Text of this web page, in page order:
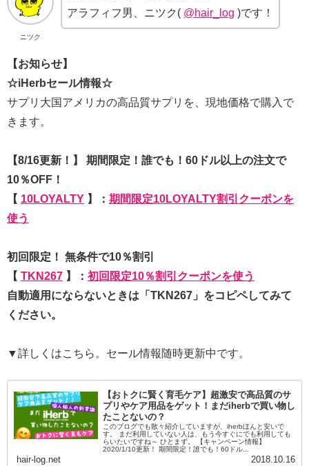
ニツク
アラフィフ男、ニツク( @hair_log )です！
【お知らせ】
☆iHerbセール情報☆
サプリ大国アメリカの高品質サプリを、現地価格で購入で
きます。
【8/16更新！】 期間限定！誰でも！60ドル以上の注文で
10％OFF！
【 10LOYALTY 】： 期間限定10LOYALTY割引クーポンを
使う
初回限定！ 無条件で10％割引
【 TKN267 】： 初回限定10％割引クーポンを使う
自動適用にならないときは「TKN267」をコピペしてみて
ください。
▼詳しくはこちら。セール情報随時更新中です。
【おトクに賢く育毛ケア】超激安で高品質のサ
プリやケア用品をゲット！まだiherbで買い物し
たことないの？
このブログでも散々紹介していますが、iherbほんと安いで
す。 まだ利用していない人は、もう今すぐにでも利用しても
らいたいですね～ ひとまず。 【キャンペーン情報】
2020/1/10更新！ 期間限定！誰でも！60ドル...
hair-log.net 2018.10.16